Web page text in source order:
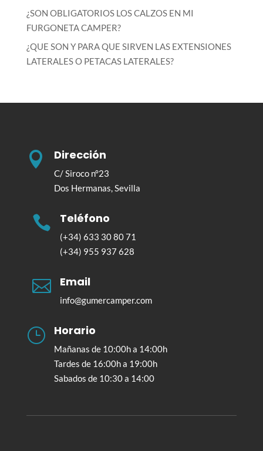
¿SON OBLIGATORIOS LOS CALZOS EN MI
FURGONETA CAMPER?
¿QUE SON Y PARA QUE SIRVEN LAS EXTENSIONES
LATERALES O PETACAS LATERALES?
 Dirección
C/ Siroco n°23
Dos Hermanas, Sevilla
 Teléfono
(+34) 633 30 80 71
(+34) 955 937 628
 Email
info@gumercamper.com
} Horario
Mañanas de 10:00h a 14:00h
Tardes de 16:00h a 19:00h
Sabados de 10:30 a 14:00